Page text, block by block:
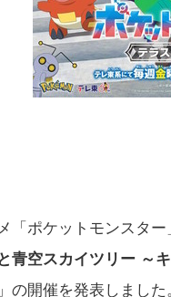
「ポケットモンスター
青空スカイツリー ～
」の開催を発表しました